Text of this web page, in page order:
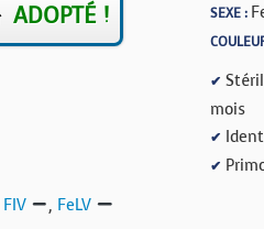
ADOPTÉ ! SEXE :
✔
mois
✔
✔
FIV , FeLV